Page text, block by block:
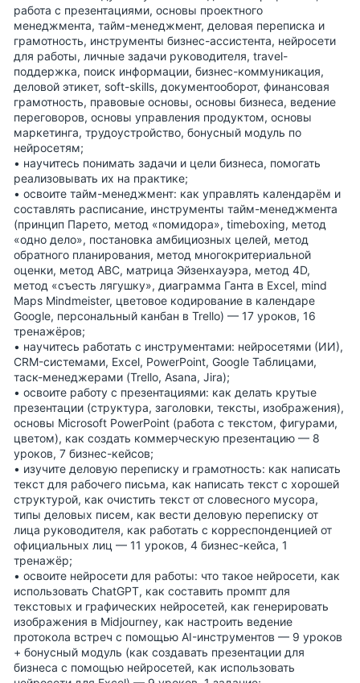
работа с презентациями, основы проектного
менеджмента, тайм-менеджмент, деловая переписка и
грамотность, инструменты бизнес-ассистента, нейросети
для работы, личные задачи руководителя, travel-
поддержка, поиск информации, бизнес-коммуникация,
деловой этикет, soft-skills, документооборот, финансовая
грамотность, правовые основы, основы бизнеса, ведение
переговоров, основы управления продуктом, основы
маркетинга, трудоустройство, бонусный модуль по
нейросетям;
• научитесь понимать задачи и цели бизнеса, помогать
реализовывать их на практике;
• освоите тайм-менеджмент: как управлять календарём и
составлять расписание, инструменты тайм-менеджмента
(принцип Парето, метод «помидора», timeboxing, метод
«одно дело», постановка амбициозных целей, метод
обратного планирования, метод многокритериальной
оценки, метод ABC, матрица Эйзенхауэра, метод 4D,
метод «съесть лягушку», диаграмма Ганта в Excel, mind
Maps Mindmeister, цветовое кодирование в календаре
Google, персональный канбан в Trello) — 17 уроков, 16
тренажёров;
• научитесь работать с инструментами: нейросетями (ИИ),
CRM-системами, Excel, PowerPoint, Google Таблицами,
таск-менеджерами (Trello, Asana, Jira);
• освоите работу с презентациями: как делать крутые
презентации (структура, заголовки, тексты, изображения),
основы Microsoft PowerPoint (работа с текстом, фигурами,
цветом), как создать коммерческую презентацию — 8
уроков, 7 бизнес-кейсов;
• изучите деловую переписку и грамотность: как написать
текст для рабочего письма, как написать текст с хорошей
структурой, как очистить текст от словесного мусора,
типы деловых писем, как вести деловую переписку от
лица руководителя, как работать с корреспонденцией от
официальных лиц — 11 уроков, 4 бизнес-кейса, 1
тренажёр;
• освоите нейросети для работы: что такое нейросети, как
использовать ChatGPT, как составить промпт для
текстовых и графических нейросетей, как генерировать
изображения в Midjourney, как настроить ведение
протокола встреч с помощью AI-инструментов — 9 уроков
+ бонусный модуль (как создавать презентации для
бизнеса с помощью нейросетей, как использовать